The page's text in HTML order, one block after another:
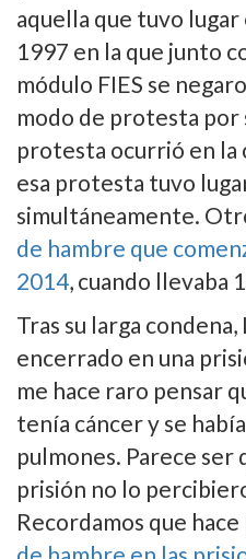
aquella que tuvo
1997 en la que junto
módulo FIES se
modo de protesta por
protesta ocurrió en la
esa protesta tuvo
simultáneamente.
de hambre que
2014, cuando llevaba
Tras su larga
encerrado en una
me hace raro pensar
tení­a cáncer y se
pulmones. Parece ser
prisión no lo
Recordamos que